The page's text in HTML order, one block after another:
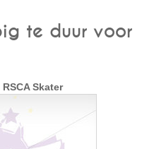
te duur voor
Skater